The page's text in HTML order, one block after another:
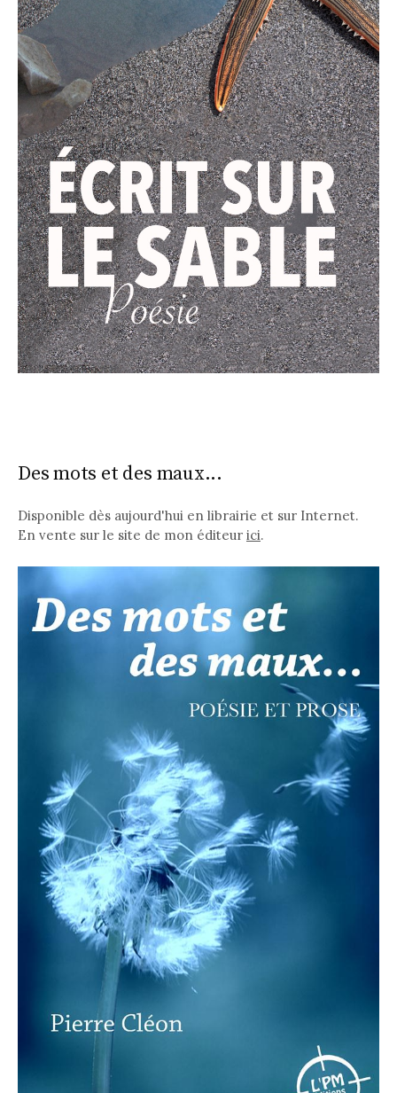
Des mots et des maux...
Disponible dès aujourd'hui en librairie et sur Internet.
En vente sur le site de mon éditeur ici.